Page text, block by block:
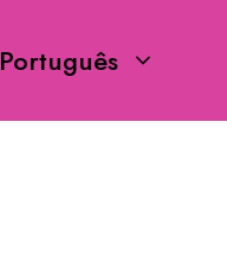
Português